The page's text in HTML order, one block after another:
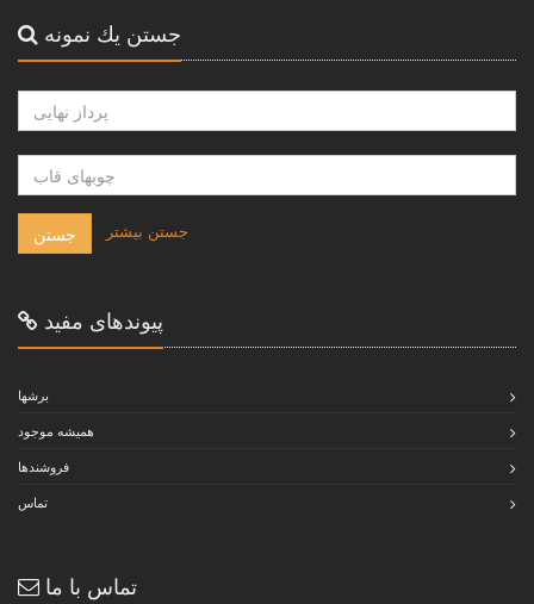
جستن يك نمونه
جستن جستن بيشتر
پيوندهاى مفيد
برشها
هميشه موجود
فروشندها
تماس
تماس با ما